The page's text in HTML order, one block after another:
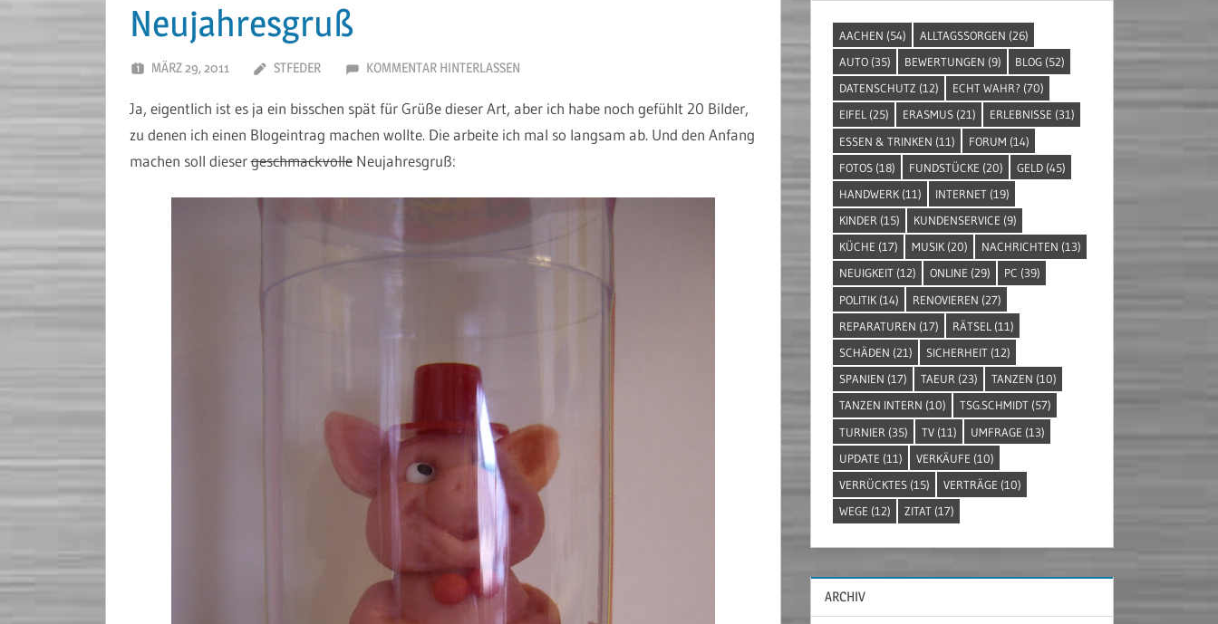
Neujahresgruß
MÄRZ 29, 2011 STFEDER KOMMENTAR HINTERLASSEN
Ja, eigentlich ist es ja ein bisschen spät für Grüße dieser Art, aber ich habe noch gefühlt 20 Bilder,
zu denen ich einen Blogeintrag machen wollte. Die arbeite ich mal so langsam ab. Und den Anfang
machen soll diesergeschmackvolleNeujahresgruß:
AACHEN (54) ALLTAGSSORGEN (26)
AUTO(35) BEWERTUNGEN (9) BLOG(52)
DATENSCHUTZ (12) ECHT WAHR? (70)
EIFEL(25) ERASMUS(21) ERLEBNISSE (31)
ESSEN & TRINKEN (11) FORUM (14)
FOTOS(18) FUNDSTÜCKE (20) GELD(45)
HANDWERK(11) INTERNET(19)
KINDER (15) KUNDENSERVICE (9)
KÜCHE (17) MUSIK(20) NACHRICHTEN (13)
NEUIGKEIT(12) ONLINE (29) PC (39)
POLITIK(14) RENOVIEREN (27)
REPARATUREN (17) RÄTSEL (11)
SCHÄDEN (21) SICHERHEIT(12)
SPANIEN (17) TAEUR(23) TANZEN (10)
TANZEN INTERN (10) TSG.SCHMIDT(57)
TURNIER (35) TV(11) UMFRAGE (13)
UPDATE (11) VERKÄUFE (10)
VERRÜCKTES(15) VERTRÄGE (10)
WEGE (12) ZITAT(17)
ARCHIV